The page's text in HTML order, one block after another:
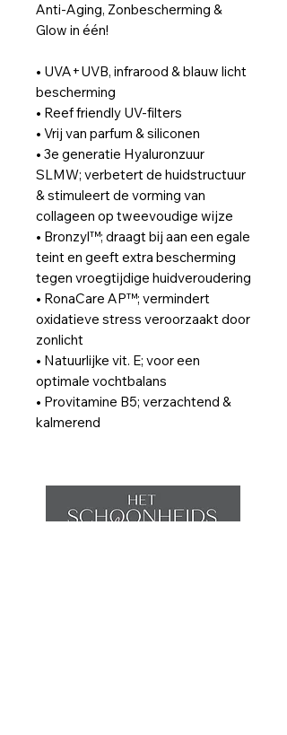
Anti-Aging, Zonbescherming &
Glow in één!
• UVA+UVB, infrarood & blauw licht
bescherming
• Reef friendly UV-filters
• Vrij van parfum & siliconen
• 3e generatie Hyaluronzuur
SLMW; verbetert de huidstructuur
& stimuleert de vorming van
collageen op tweevoudige wijze
• Bronzyl™; draagt bij aan een egale
teint en geeft extra bescherming
tegen vroegtijdige huidveroudering
• RonaCare AP™; vermindert
oxidatieve stress veroorzaakt door
zonlicht
• Natuurlijke vit. E; voor een
optimale vochtbalans
• Provitamine B5; verzachtend &
kalmerend